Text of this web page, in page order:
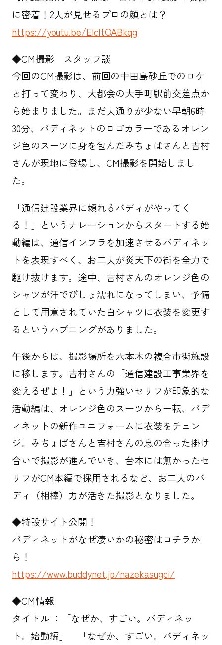
に密着！2人が見せるプロの顔とは？
https://youtu.be/ElcItOABkqg
◆CM撮影 スタッフ談
今回のCM撮影は、前回の中田島砂丘でのロケ
と打って変わり、大都会の大手町駅前交差点か
ら始まりました。まだ人通りが少ない早朝6時
30分、バディネットのロゴカラーであるオレン
ジ色のスーツに身を包んだみちょぱさんと吉村
さんが現地に登場し、CM撮影を開始しまし
た。
「通信建設業界に頼れるバディがやってく
る！」というナレーションからスタートする始
動編は、通信インフラを加速させるバディネッ
トを表現すべく、お二人が炎天下の街を全力で
駆け抜けます。途中、吉村さんのオレンジ色の
シャツが汗でびしょ濡れになってしまい、予備
として用意されていた白シャツに衣装を変更す
るというハプニングがありました。
午後からは、撮影場所を六本木の複合市街施設
に移します。吉村さんの「通信建設工事業界を
変えるぜよ！」という力強いセリフが印象的な
活動編は、オレンジ色のスーツから一転、バデ
ィネットの新作ユニフォームに衣装をチェン
ジ。みちょぱさんと吉村さんの息の合った掛け
合いで撮影が進んでいき、台本には無かったセ
リフがCM本編で採用されるなど、お二人のバ
ディ（相棒）力が活きた撮影となりました。
◆特設サイト公開！
バディネットがなぜ凄いかの秘密はコチラか
ら！
https://www.buddynet.jp/nazekasugoi/
◆CM情報
タイトル ：「なぜか、すごい。バディネッ
ト。始動編」 「なぜか、すごい。バディネッ